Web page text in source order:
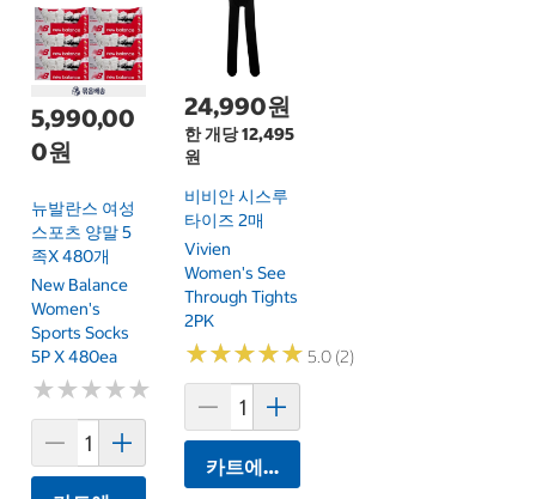
5,990,00
0원
뉴발란스 여성
스포츠 양말 5
족x 480개
New Balance
Women's
Sports Socks
5P X 480ea
★★★★★
★★★★★
24,990원
한 개당 12,495
원
비비안 시스루
타이즈 2매
Vivien
Women's See
Through Tights
2PK
★★★★★
★★★★★ 5.0 (2)
카트에 담기